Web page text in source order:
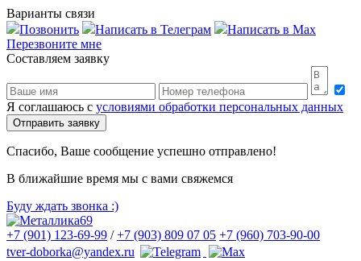
Варианты связи
Позвонить
Написать в Телеграм
Написать в Max
Перезвоните мне
Составляем заявку
Я соглашаюсь с условиями обработки персональных данных
Спасибо, Ваше сообщение успешно отправлено!
В ближайшие время мы с вами свяжемся
Буду ждать звонка :)
+7 (901) 123-69-99 /+7 (903) 809 07 05 +7 (960) 703-90-00
tver-doborka@yandex.ru